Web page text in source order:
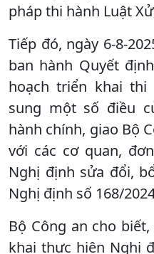
pháp thi hành Luật
Tiếp đó, ngày 6-8-
ban hành Quyết
hoạch triển khai thi
sung một số điều
hành chính, giao Bộ
với các cơ quan,
Nghị định sửa đổi,
Nghị định số 168/
Bộ Công an cho
khai thực hiện Nghị